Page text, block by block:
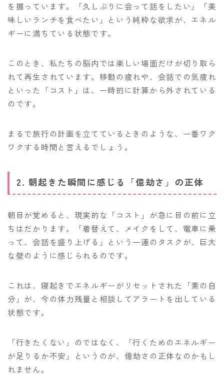
を握っています。「久しぶりに会って話をしたい」「美
味しいランチを食べたい」という純粋な欲求が、エネル
ギーに満ちている状態です。
このとき、私たちの脳内では楽しい場面だけが切り取ら
れて再生されています。移動の疲れや、会話での気疲れ
といった「コスト」は、一時的に計算から外されている
のです。
まるで旅行の計画を立てているときのような、一番ワク
ワクする時間と言えるでしょう。
2. 朝起きた瞬間に感じる「億劫さ」の正体
朝目が覚めると、現実的な「コスト」が急に目の前に立
ちはだかります。「着替えて、メイクをして、電車に乗
って、会話を盛り上げる」という一連のタスクが、巨大
な壁のように感じられるのです。
これは、寝起きでエネルギーがリセットされた「素の自
分」が、今の体力残量と相談してアラートを出している
状態です。
「行きたくない」のではなく、「行くためのエネルギー
が足りるか不安」というのが、億劫さの正体なのかもし
れません。